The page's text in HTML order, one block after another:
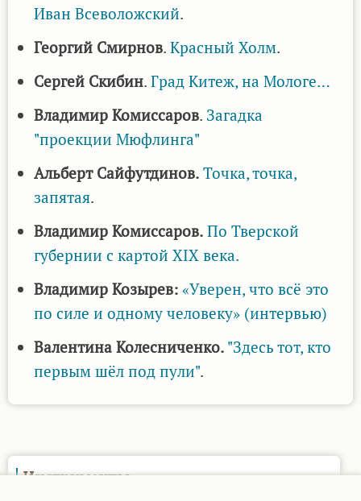
Иван Всеволожский.
Георгий Смирнов. Красный Холм.
Сергей Скибин. Град Китеж, на Мологе…
Владимир Комиссаров. Загадка
"проекции Мюфлинга"
Альберт Сайфутдинов. Точка, точка,
запятая.
Владимир Комиссаров. По Тверской
губернии с картой XIX века.
Владимир Козырев: «Уверен, что всё это
по силе и одному человеку» (интервью)
Валентина Колесниченко. "Здесь тот, кто
первым шёл под пули".
Инструменты